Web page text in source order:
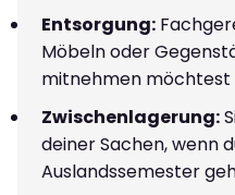
Entsorgung:
Möbeln oder
mitnehmen möchtest
Zwischenlagerung:
deiner Sachen, wenn
Auslandssemester